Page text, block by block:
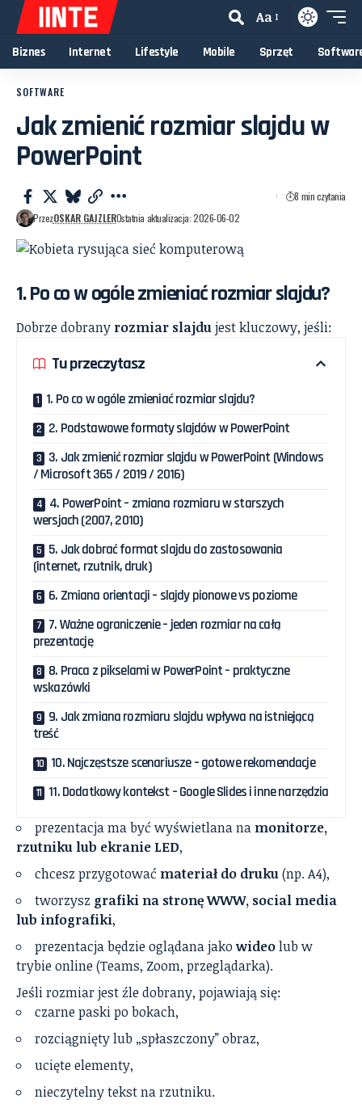
Aa
Biznes Internet Lifestyle Mobile Sprzęt
SOFTWARE
Jak zmienić rozmiar slajdu w
PowerPoint
PrzezOSKAR GAJZLEROstatnia aktualizacja: 2026-06-02
8 min czytania
1. Po co w ogóle zmieniać rozmiar slajdu?
Dobrze dobrany rozmiar slajdujest kluczowy, jeśli:
Tu przeczytasz
1. Po co w ogóle zmieniać rozmiar slajdu?
2. Podstawowe formaty slajdów w PowerPoint
3. Jak zmienić rozmiar slajdu w PowerPoint (Windows
/ Microsoft 365 / 2019 / 2016)
4. PowerPoint – zmiana rozmiaru w starszych
wersjach (2007, 2010)
5. Jak dobrać format slajdu do zastosowania
(internet, rzutnik, druk)
6. Zmiana orientacji – slajdy pionowe vs poziome
7. Ważne ograniczenie – jeden rozmiar na całą
prezentację
8. Praca z pikselami w PowerPoint – praktyczne
wskazówki
9. Jak zmiana rozmiaru slajdu wpływa na istniejącą
treść
10. Najczęstsze scenariusze – gotowe rekomendacje
11. Dodatkowy kontekst – Google Slides i inne narzędzia
prezentacja ma być wyświetlana na monitorze,
rzutniku lub ekranie LED,
chcesz przygotować materiał do druku(np. A4),
tworzysz grafiki na stronę WWW, social media
lub infografiki,
prezentacja będzie oglądana jakowideolub w
trybie online (Teams, Zoom, przeglądarka).
Jeśli rozmiar jest źle dobrany, pojawiają się:
czarne paski po bokach,
rozciągnięty lub „spłaszczony” obraz,
ucięte elementy,
nieczytelny tekst na rzutniku.